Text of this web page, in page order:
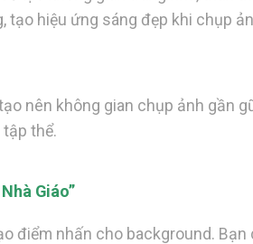
tạo hiệu ứng sáng đẹp khi chụp
nên không gian chụp ảnh gần
thể.
Giáo”
điểm nhấn cho background. Bạn